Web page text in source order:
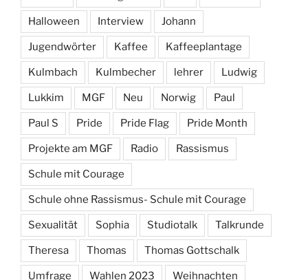
Halloween Interview Johann
Jugendwörter Kaffee Kaffeeplantage
Kulmbach Kulmbecher lehrer Ludwig
Lukkim MGF Neu Norwig Paul
Paul S Pride Pride Flag Pride Month
Projekte am MGF Radio Rassismus
Schule mit Courage
Schule ohne Rassismus- Schule mit Courage
Sexualität Sophia Studiotalk Talkrunde
Theresa Thomas Thomas Gottschalk
Umfrage Wahlen 2023 Weihnachten